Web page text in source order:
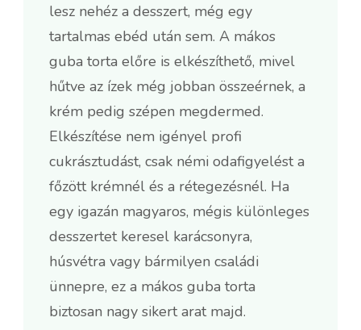
lesz nehéz a desszert, még egy
tartalmas ebéd után sem. A mákos
guba torta előre is elkészíthető, mivel
hűtve az ízek még jobban összeérnek, a
krém pedig szépen megdermed.
Elkészítése nem igényel profi
cukrásztudást, csak némi odafigyelést a
főzött krémnél és a rétegezésnél. Ha
egy igazán magyaros, mégis különleges
desszertet keresel karácsonyra,
húsvétra vagy bármilyen családi
ünnepre, ez a mákos guba torta
biztosan nagy sikert arat majd.